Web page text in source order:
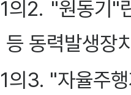
1의2. "원동기"
등 동력발생장
1의3. "자율주